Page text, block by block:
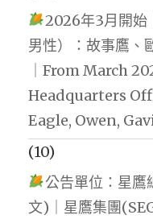
2026年3月開始
男性）：故事鷹、
｜From March
Headquarters
Eagle, Owen,
(10)
公告單位：星鷹
文)｜星鷹集團